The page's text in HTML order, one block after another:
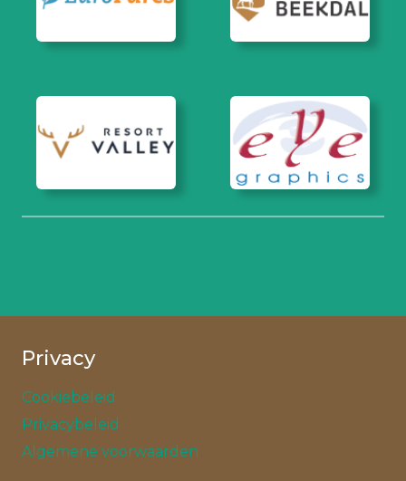
Privacy
Cookiebeleid
Privacybeleid
Algemene voorwaarden